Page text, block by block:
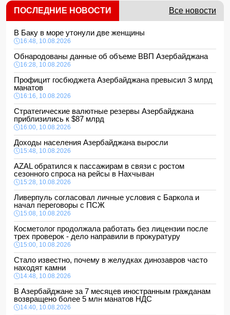
ПОСЛЕДНИЕ НОВОСТИ Все новости
В Баку в море утонули две женщины
16:48, 10.08.2026
Обнародованы данные об объеме ВВП Азербайджана
16:28, 10.08.2026
Профицит госбюджета Азербайджана превысил 3 млрд
манатов
16:16, 10.08.2026
Стратегические валютные резервы Азербайджана
приблизились к $87 млрд
16:00, 10.08.2026
Доходы населения Азербайджана выросли
15:48, 10.08.2026
AZAL обратился к пассажирам в связи с ростом
сезонного спроса на рейсы в Нахчыван
15:28, 10.08.2026
Ливерпуль согласовал личные условия с Баркола и
начал переговоры с ПСЖ
15:08, 10.08.2026
Косметолог продолжала работать без лицензии после
трех проверок - дело направили в прокуратуру
15:00, 10.08.2026
Стало известно, почему в желудках динозавров часто
находят камни
14:48, 10.08.2026
В Азербайджане за 7 месяцев иностранным гражданам
возвращено более 5 млн манатов НДС
14:40, 10.08.2026